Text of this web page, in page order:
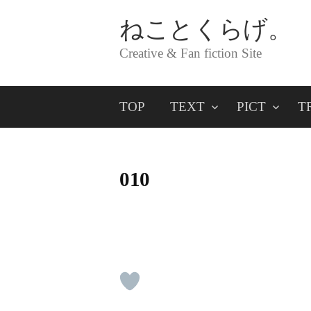
ン
ねことくらげ。
Creative & Fan fiction Site
TOP TEXT PICT
010